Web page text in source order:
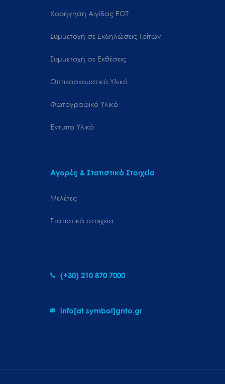
Χορήγηση Αιγίδας ΕΟΤ
Συμμετοχή σε Εκδηλώσεις Τρίτων
Συμμετοχή σε Εκθέσεις
Οπτικοακουστικό Υλικό
Φωτογραφικό Υλικό
Έντυπο Υλικό
Αγορές & Στατιστικά Στοιχεία
Μελέτες
Στατιστικά στοιχεία
(+30) 210 870 7000
info[at symbol]gnto.gr